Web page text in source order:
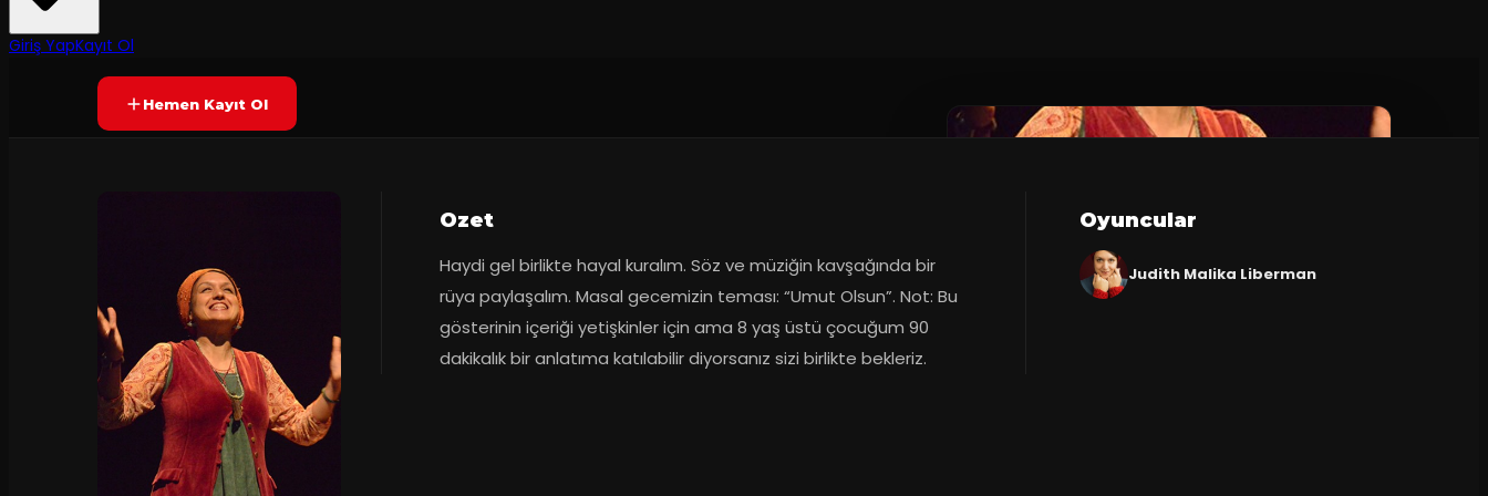
Giriş YapKayıt OlYAKINDA
Hemen Kayıt Ol
Ozet
Haydi gel birlikte hayal kuralım. Söz ve müziğin kavşağında bir
rüya paylaşalım. Masal gecemizin teması: “Umut Olsun”. Not: Bu
gösterinin içeriği yetişkinler için ama 8 yaş üstü çocuğum 90
dakikalık bir anlatıma katılabilir diyorsanız sizi birlikte bekleriz.
Oyuncular
Judith Malika Liberman